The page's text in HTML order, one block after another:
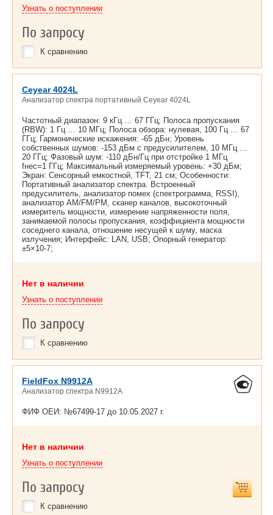
Узнать о поступлении
По запросу
К сравнению
Ceyear 4024L
Анализатор спектра портативный Ceyear 4024L
Частотный диапазон: 9 кГц … 67 ГГц; Полоса пропускания
(RBW): 1 Гц … 10 МГц; Полоса обзора: нулевая, 100 Гц … 67
ГГц; Гармонические искажения: -65 дБн; Уровень
собственных шумов: -153 дБм с предусилителем, 10 МГц …
20 ГГц; Фазовый шум: -110 дБн/Гц при отстройке 1 МГц
fнес=1 ГГц; Максимальный измеряемый уровень: +30 дБм;
Экран: Сенсорный емкостной, TFT, 21 см; Особенности:
Портативный анализатор спектра. Встроенный
предусилитель, анализатор помех (спектрограмма, RSSI),
анализатор AM/FM/PM, сканер каналов, высокоточный
измеритель мощности, измерение напряженности поля,
занимаемой полосы пропускания, коэффициента мощности
соседнего канала, отношение несущей к шуму, маска
излучения; Интерфейс: LAN, USB; Опорный генератор:
±5×10-7;
Нет в наличии
Узнать о поступлении
По запросу
К сравнению
FieldFox N9912A
Анализатор спектра N9912A
ФИФ ОЕИ: №67499-17 до 10.05.2027 г.
Нет в наличии
Узнать о поступлении
По запросу
К сравнению